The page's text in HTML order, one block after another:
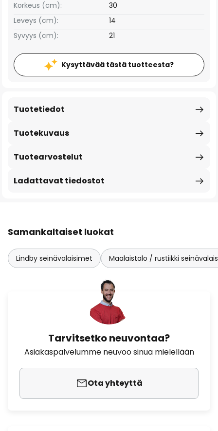
Leveys (cm): 14
Korkeus (cm): 30
Syvyys (cm): 21
Kysyttävää tästä tuotteesta?
Tuotekuvaus
Tuotetiedot
Tuotearvostelut
Ladattavat tiedostot
Samankaltaiset luokat
Lindby seinävalaisimet Maalaistalo / rustiikki
Tarvitsetko neuvontaa?
Asiakaspalvelumme neuvoo sinua mielellään
Ota yhteyttä